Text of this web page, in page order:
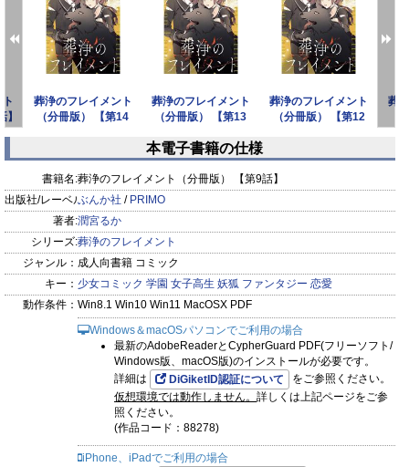
物”が見えるようになったこと。
しかし特に害がないため、そのままにしていたが、ある夜遭遇
した“それ”は自分に明らかな敵意を向けて来て!?
の高いつり目の男性で…？
怪異を葬って世界を救う、学園ファンタジー！
※この作品は『PRIMO Vol.20』に収録されています。重複購
入にご注意下さい。
葬浄のフレイメント
（分冊版） 【第14
葬浄のフレイメント
（分冊版） 【第13
葬浄のフレイメント
（分冊版） 【第12
葬
prev next
本電子書籍の仕様
書籍名:葬浄のフレイメント（分冊版） 【第9話】
出版社/レーベル:ぶんか社 / PRIMO
著者:潤宮るか
シリーズ:葬浄のフレイメント
ジャンル： 成人向書籍 コミック
キー： 少女コミック 学園 女子高生 妖狐 ファンタジー 恋愛
動作条件： Win8.1 Win10 Win11 MacOSX PDF
Windows＆macOSパソコンでご利用の場合
最新のAdobeReaderとCypherGuard PDF(フリーソフト/
Windows版、macOS版)のインストールが必要です。
詳細は
DiGiketID認証について
をご参照ください。
仮想環境では動作しません。 詳しくは上記ページをご参
照ください。
(作品コード：88278)
iPhone、iPadでご利用の場合